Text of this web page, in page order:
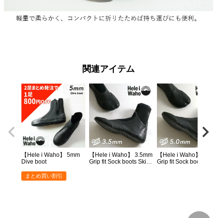
【Hele i Waho】 5mm
Dive boot
まとめ買い割引
【Hele i Waho】 3.5mm
Grip fit Sock boots Skin-
【Hele i Waho】 5mm
Grip fit Sock boots